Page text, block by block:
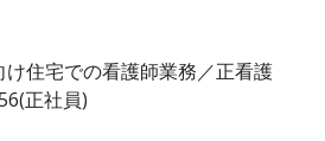
住宅での看護師業務／正看護
正社員)